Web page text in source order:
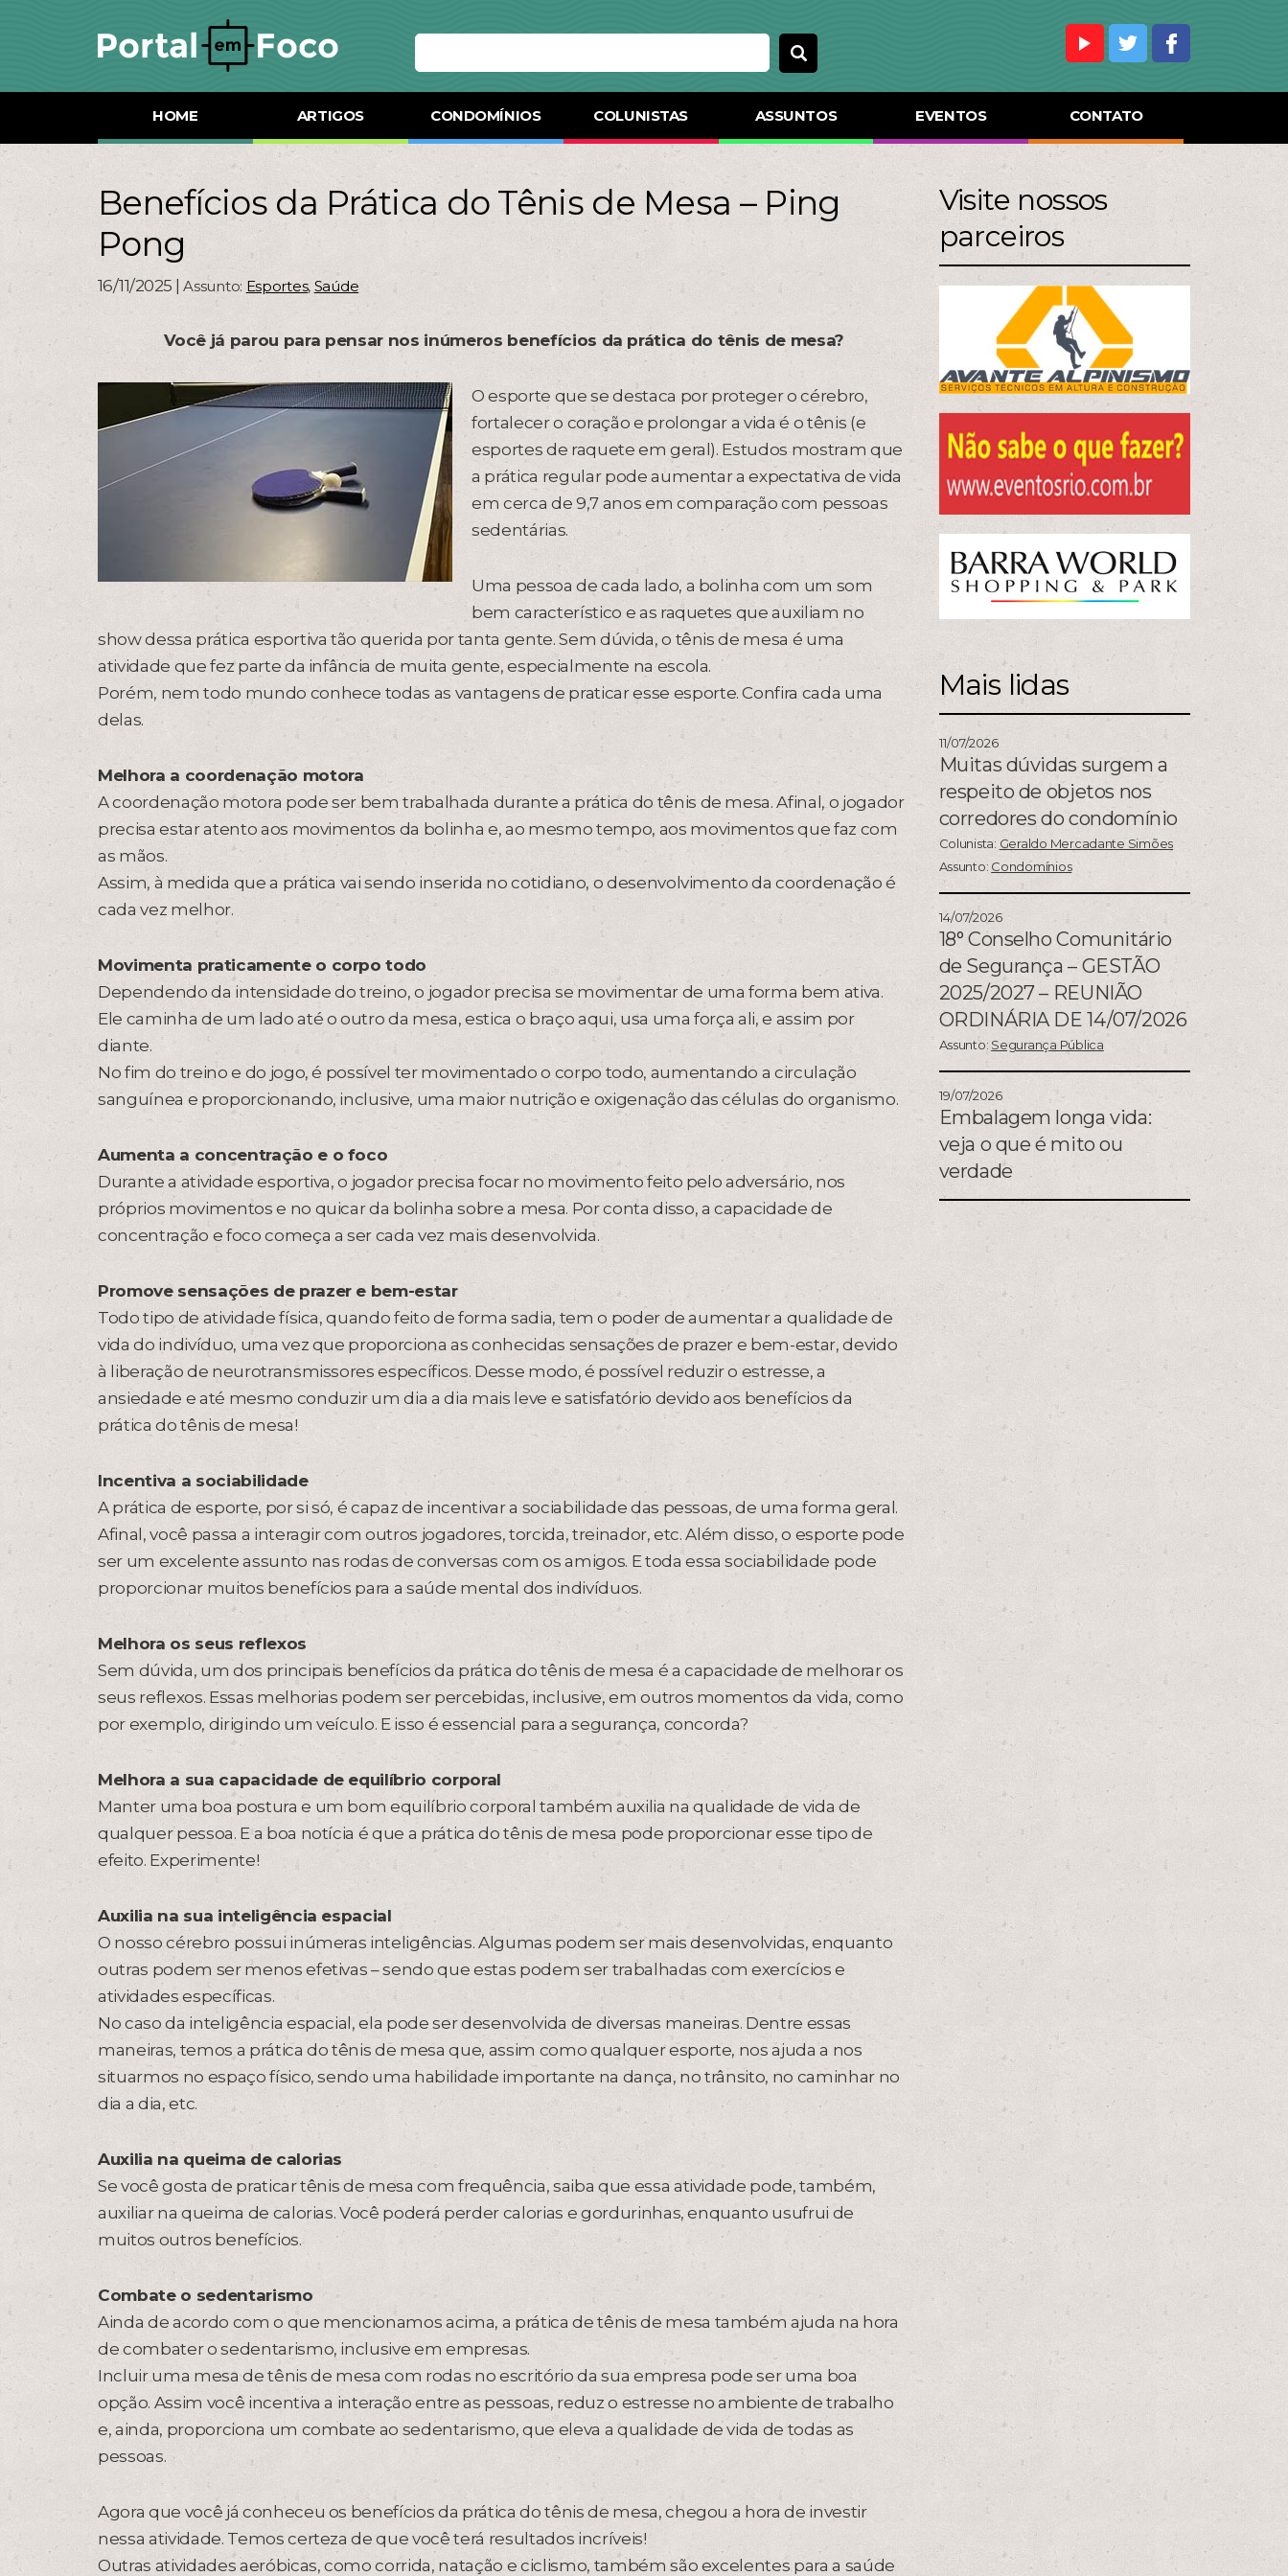
HOME ARTIGOS CONDOMÍNIOS COLUNISTAS ASSUNTOS EVENTOS CONTATO
Benefícios da Prática do Tênis de Mesa – Ping
Pong
16/11/2025 |Assunto: Esportes, Saúde
Você já parou para pensar nos inúmeros benefícios da prática do tênis de mesa?
O esporte que se destaca por proteger o cérebro,
fortalecer o coração e prolongar a vida é o tênis (e
esportes de raquete em geral). Estudos mostram que
a prática regular pode aumentar a expectativa de vida
em cerca de 9,7 anos em comparação com pessoas
sedentárias.
Uma pessoa de cada lado, a bolinha com um som
bem característico e as raquetes que auxiliam no
show dessa prática esportiva tão querida por tanta gente. Sem dúvida, o tênis de mesa é uma
atividade que fez parte da infância de muita gente, especialmente na escola.
Porém, nem todo mundo conhece todas as vantagens de praticar esse esporte. Confira cada uma
delas.
Melhora a coordenação motora
A coordenação motora pode ser bem trabalhada durante a prática do tênis de mesa. Afinal, o jogador
precisa estar atento aos movimentos da bolinha e, ao mesmo tempo, aos movimentos que faz com
as mãos.
Assim, à medida que a prática vai sendo inserida no cotidiano, o desenvolvimento da coordenação é
cada vez melhor.
Movimenta praticamente o corpo todo
Dependendo da intensidade do treino, o jogador precisa se movimentar de uma forma bem ativa.
Ele caminha de um lado até o outro da mesa, estica o braço aqui, usa uma força ali, e assim por
diante.
No fim do treino e do jogo, é possível ter movimentado o corpo todo, aumentando a circulação
sanguínea e proporcionando, inclusive, uma maior nutrição e oxigenação das células do organismo.
Aumenta a concentração e o foco
Durante a atividade esportiva, o jogador precisa focar no movimento feito pelo adversário, nos
próprios movimentos e no quicar da bolinha sobre a mesa. Por conta disso, a capacidade de
concentração e foco começa a ser cada vez mais desenvolvida.
Promove sensações de prazer e bem-estar
Todo tipo de atividade física, quando feito de forma sadia, tem o poder de aumentar a qualidade de
vida do indivíduo, uma vez que proporciona as conhecidas sensações de prazer e bem-estar, devido
à liberação de neurotransmissores específicos. Desse modo, é possível reduzir o estresse, a
ansiedade e até mesmo conduzir um dia a dia mais leve e satisfatório devido aos benefícios da
prática do tênis de mesa!
Incentiva a sociabilidade
A prática de esporte, por si só, é capaz de incentivar a sociabilidade das pessoas, de uma forma geral.
Afinal, você passa a interagir com outros jogadores, torcida, treinador, etc. Além disso, o esporte pode
ser um excelente assunto nas rodas de conversas com os amigos. E toda essa sociabilidade pode
proporcionar muitos benefícios para a saúde mental dos indivíduos.
Melhora os seus reflexos
Sem dúvida, um dos principais benefícios da prática do tênis de mesa é a capacidade de melhorar os
seus reflexos. Essas melhorias podem ser percebidas, inclusive, em outros momentos da vida, como
por exemplo, dirigindo um veículo. E isso é essencial para a segurança, concorda?
Melhora a sua capacidade de equilíbrio corporal
Manter uma boa postura e um bom equilíbrio corporal também auxilia na qualidade de vida de
qualquer pessoa. E a boa notícia é que a prática do tênis de mesa pode proporcionar esse tipo de
efeito. Experimente!
Auxilia na sua inteligência espacial
O nosso cérebro possui inúmeras inteligências. Algumas podem ser mais desenvolvidas, enquanto
outras podem ser menos efetivas – sendo que estas podem ser trabalhadas com exercícios e
atividades específicas.
No caso da inteligência espacial, ela pode ser desenvolvida de diversas maneiras. Dentre essas
maneiras, temos a prática do tênis de mesa que, assim como qualquer esporte, nos ajuda a nos
situarmos no espaço físico, sendo uma habilidade importante na dança, no trânsito, no caminhar no
dia a dia, etc.
Auxilia na queima de calorias
Se você gosta de praticar tênis de mesa com frequência, saiba que essa atividade pode, também,
auxiliar na queima de calorias. Você poderá perder calorias e gordurinhas, enquanto usufrui de
muitos outros benefícios.
Combate o sedentarismo
Ainda de acordo com o que mencionamos acima, a prática de tênis de mesa também ajuda na hora
de combater o sedentarismo, inclusive em empresas.
Incluir uma mesa de tênis de mesa com rodas no escritório da sua empresa pode ser uma boa
opção. Assim você incentiva a interação entre as pessoas, reduz o estresse no ambiente de trabalho
e, ainda, proporciona um combate ao sedentarismo, que eleva a qualidade de vida de todas as
pessoas.
Agora que você já conheceu os benefícios da prática do tênis de mesa, chegou a hora de investir
nessa atividade. Temos certeza de que você terá resultados incríveis!
Outras atividades aeróbicas, como corrida, natação e ciclismo, também são excelentes para a saúde
Visite nossos
parceiros
Mais lidas
11/07/2026
Muitas dúvidas surgem a
respeito de objetos nos
corredores do condomínio
Colunista: Geraldo Mercadante Simões
Assunto: Condomínios
14/07/2026
18° Conselho Comunitário
de Segurança – GESTÃO
2025/2027 – REUNIÃO
ORDINÁRIA DE 14/07/2026
Assunto: Segurança Pública
19/07/2026
Embalagem longa vida:
veja o que é mito ou
verdade